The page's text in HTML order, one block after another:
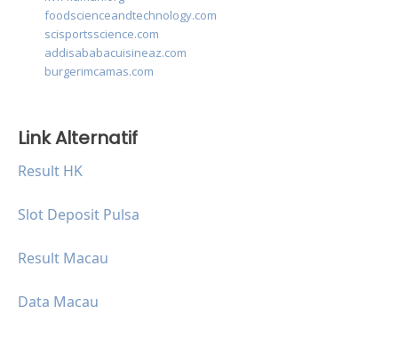
foodscienceandtechnology.com
scisportsscience.com
addisababacuisineaz.com
burgerimcamas.com
Link Alternatif
Result HK
Slot Deposit Pulsa
Result Macau
Data Macau